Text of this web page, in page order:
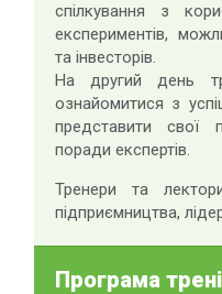
спілкування з
експериментів,
та інвесторів.
На другий день
ознайомитися з
представити свої
поради експертів.
Тренери та
підприємництва,
Програма